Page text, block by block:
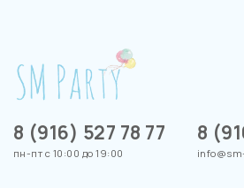
8 (916) 527 78 77
пн-пт с 10:00 до 19:00
8